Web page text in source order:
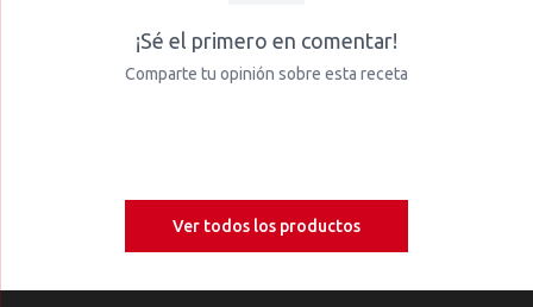
¡Sé el primero en comentar!
Comparte tu opinión sobre esta receta
Ver todos los productos